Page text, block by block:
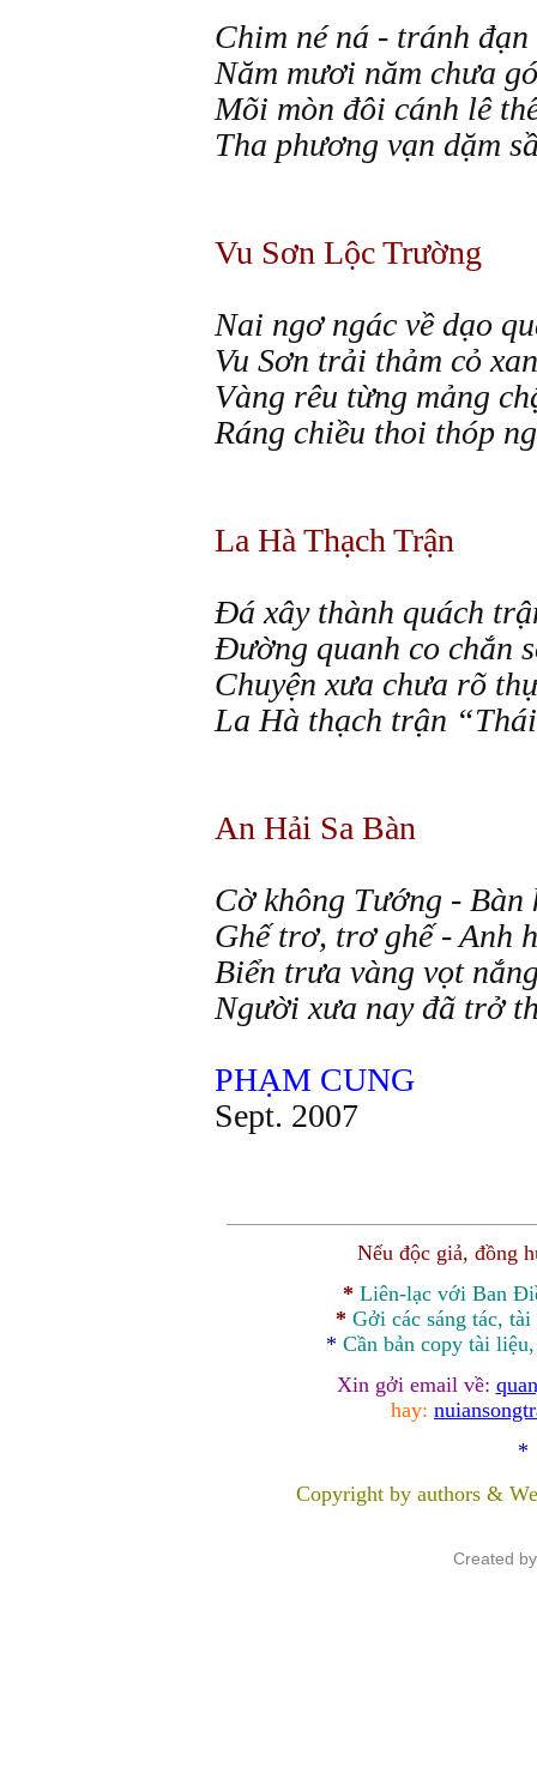
Chim né ná - tránh đạn
Năm mươi năm chưa
Mõi mòn đôi cánh lê
Tha phương vạn dặm
Vu Sơn Lộc Trường
Nai ngơ ngác về dạo
Vu Sơn trải thảm cỏ
Vàng rêu từng mảng
Ráng chiều thoi thóp
La Hà Thạch Trận
Đáxây thành quách
Đường quanh co chắn
Chuyện xưa chưa rõ
La Hà thạch trận
An Hải Sa Bàn
Cờkhông Tướng - Bàn
Ghế trơ, trơ ghế - Anh
Biển trưa vàng vọt
Người xưa nay đã trở
PHẠM CUNG
Sept. 2007
Nếu độc giả, đồng
* Liên-lạc với Ban
* Gởi các sáng tác,
* Cần bản copy tài
Xin gởi email về:
hay:
*
Copyright by authors &
Created